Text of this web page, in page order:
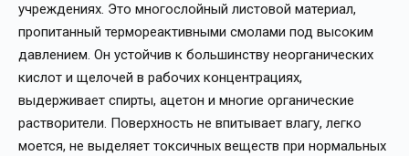
учреждениях. Это многослойный листовой материал,
пропитанный термореактивными смолами под высоким
давлением. Он устойчив к большинству неорганических
кислот и щелочей в рабочих концентрациях,
выдерживает спирты, ацетон и многие органические
растворители. Поверхность не впитывает влагу, легко
моется, не выделяет токсичных веществ при нормальных